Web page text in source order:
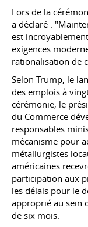
Lors de la
a déclaré :
est
exigences
rationalisation de
Selon Trump, le
des emplois à
cérémonie, le
du Commerce
responsables
mécanisme pour
métallurgistes
américaines
participation aux
les délais pour le
approprié au sein
de six mois.